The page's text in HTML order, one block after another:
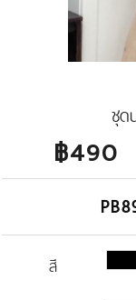
ชุด
฿490
สี